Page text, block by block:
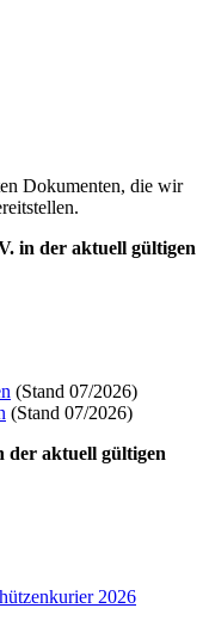
Dokumenten, die wir
in der aktuell gültigen
(Stand 07/2026)
(Stand 07/2026)
der aktuell gültigen
2026